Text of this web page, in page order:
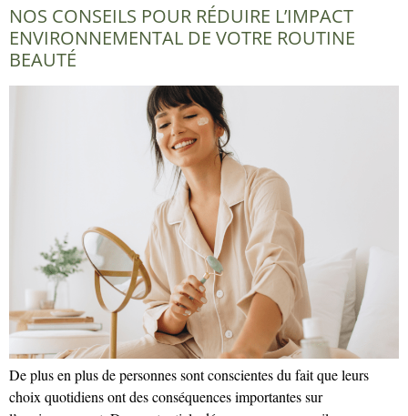
NOS CONSEILS POUR RÉDUIRE L’IMPACT
ENVIRONNEMENTAL DE VOTRE ROUTINE
BEAUTÉ
De plus en plus de personnes sont conscientes du fait que leurs
choix quotidiens ont des conséquences importantes sur